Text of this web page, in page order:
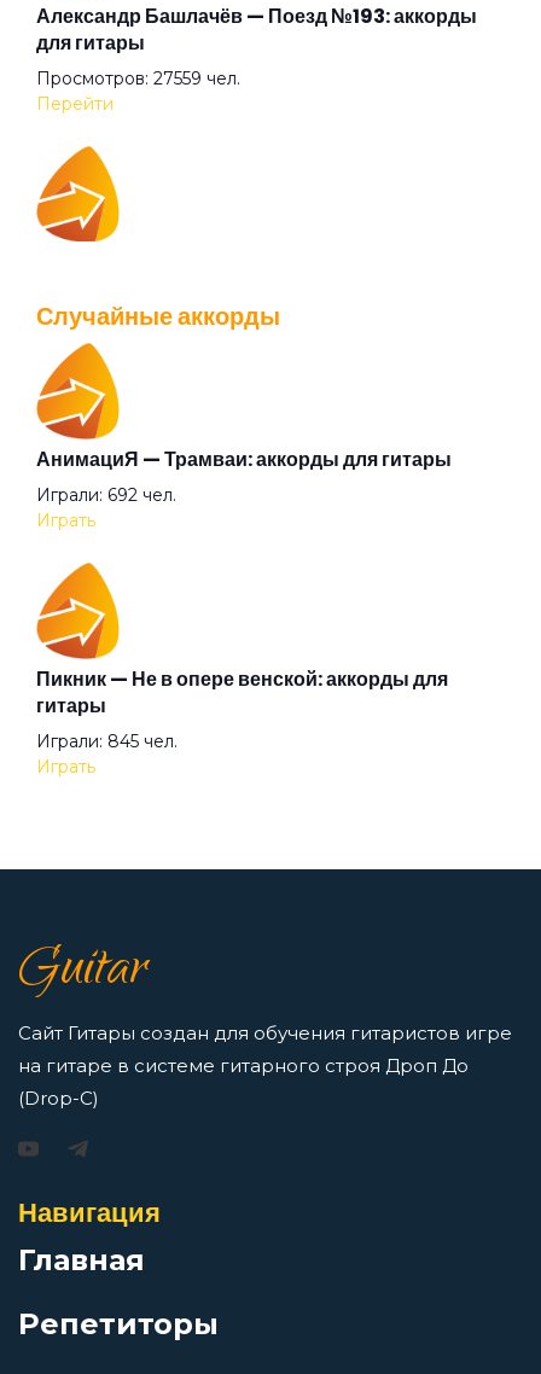
Александр Башлачёв — Поезд №193: аккорды
для гитары
Просмотров: 27559 чел.
Перейти
Перейти
Валентин Стрыкало — Gay porn: аккорды для
гитары
Перейти
Аккорды для начинающих играть на гитаре —
легкие и простые песни на гитаре
Просмотров: 23259 чел.
Перейти
Просмотров: 16416 чел.
Перейти
Игорь Растеряев — Безрукавочка: аккорды для
Просмотров: 15193 чел.
Случайные аккорды
АнимациЯ — Трамваи: аккорды для гитары
Играли: 692 чел.
Играть
Пикник — Не в опере венской: аккорды для
гитары
Играли: 845 чел.
Играть
Guitar
Сайт Гитары создан для обучения гитаристов игре
на гитаре в системе гитарного строя Дроп До
(Drop-C)
Навигация
Главная
Репетиторы